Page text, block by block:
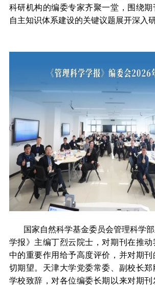
科研机构的编委专家齐聚一堂，围绕
自主知识体系建设的关键议题展开深入研
国家自然科学基金委员会管理科学
学报》主编丁烈云院士，对期刊在推
中的重要作用给予高度评价，并对期
切期望。天津大学党委常委、副校长
学校致辞，对各位编委长期以来对期